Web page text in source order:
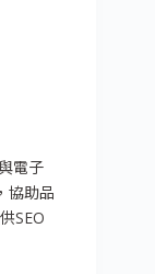
電子
協助品
SEO